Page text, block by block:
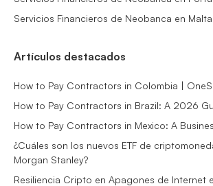
Servicios Financieros de Neobanca en Malta
Artículos destacados
How to Pay Contractors in Colombia |
How to Pay Contractors in Brazil: A 2026
How to Pay Contractors in Mexico: A
¿Cuáles son los nuevos ETF de
Morgan Stanley?
Resiliencia Cripto en Apagones de Internet